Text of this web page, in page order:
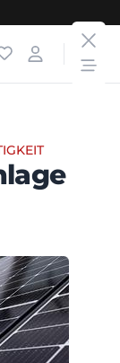
Login